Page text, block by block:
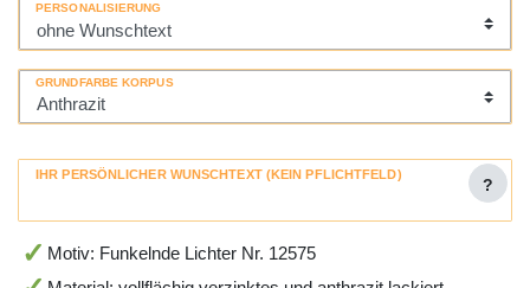
PERSONALISIERUNG
GRUNDFARBE KORPUS
IHR PERSÖNLICHER WUNSCHTEXT (KEIN PFLICHTFELD)
?
Motiv: Funkelnde Lichter Nr. 12575